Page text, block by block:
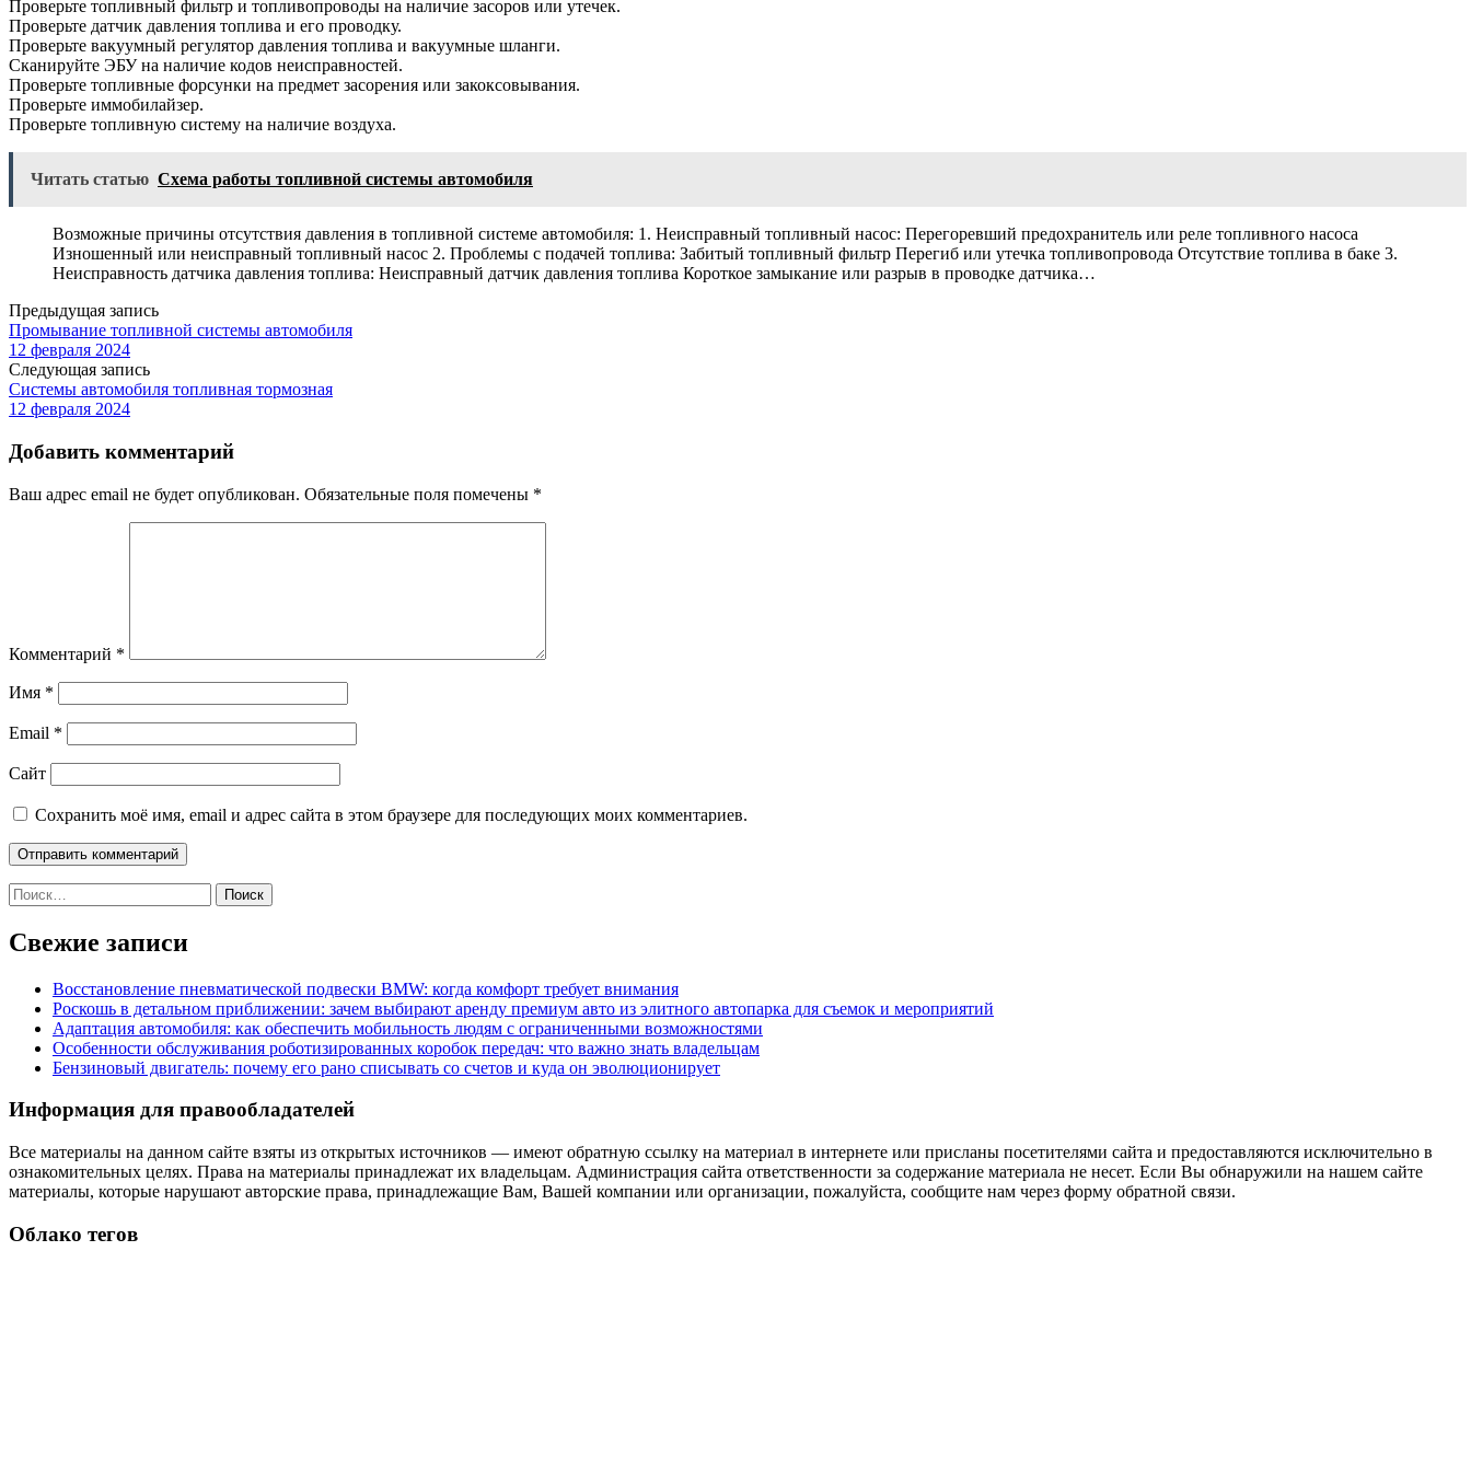
Проверьте топливный фильтр и топливопроводы на наличие засоров или утечек.
Проверьте датчик давления топлива и его проводку.
Проверьте вакуумный регулятор давления топлива и вакуумные шланги.
Сканируйте ЭБУ на наличие кодов неисправностей.
Проверьте топливные форсунки на предмет засорения или закоксовывания.
Проверьте иммобилайзер.
Проверьте топливную систему на наличие воздуха.
Читать статью Схема работы топливной системы автомобиля
Возможные причины отсутствия давления в топливной системе автомобиля: 1. Неисправный топливный насос: Перегоревший предохранитель или реле топливного насоса
Изношенный или неисправный топливный насос 2. Проблемы с подачей топлива: Забитый топливный фильтр Перегиб или утечка топливопровода Отсутствие топлива в баке 3.
Неисправность датчика давления топлива: Неисправный датчик давления топлива Короткое замыкание или разрыв в проводке датчика…
Предыдущая запись
Промывание топливной системы автомобиля
12 февраля 2024
Следующая запись
Системы автомобиля топливная тормозная
12 февраля 2024
Добавить комментарий
Ваш адрес email не будет опубликован. Обязательные поля помечены *
Комментарий *
Имя *
Email *
Сайт
Сохранить моё имя, email и адрес сайта в этом браузере для последующих моих комментариев.
Найти:
Свежие записи
Восстановление пневматической подвески BMW: когда комфорт требует внимания
Роскошь в детальном приближении: зачем выбирают аренду премиум авто из элитного автопарка для съемок и мероприятий
Адаптация автомобиля: как обеспечить мобильность людям с ограниченными возможностями
Особенности обслуживания роботизированных коробок передач: что важно знать владельцам
Бензиновый двигатель: почему его рано списывать со счетов и куда он эволюционирует
Информация для правообладателей
Все материалы на данном сайте взяты из открытых источников — имеют обратную ссылку на материал в интернете или присланы посетителями сайта и предоставляются исключительно в
ознакомительных целях. Права на материалы принадлежат их владельцам. Администрация сайта ответственности за содержание материала не несет. Если Вы обнаружили на нашем сайте
материалы, которые нарушают авторские права, принадлежащие Вам, Вашей компании или организации, пожалуйста, сообщите нам через форму обратной связи.
Облако тегов